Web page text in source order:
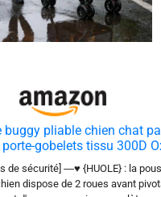
buggy pliable chien chat
gobelets tissu 300D
4 roues, Animaux
Chien,(C) 95 x 75 x 49
Noir
de sécurité] ―♥ {HUOLE} : la
dispose de 2 roues avant